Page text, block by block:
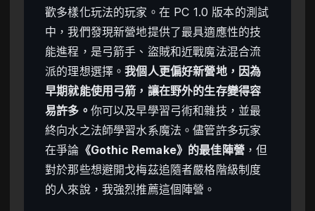
歡多樣化玩法的玩家。在 PC 1.0 版本的測試
中，我們發現新營地提供了最具適應性的技
能進程，是弓箭手、盜賊和近戰魔法混合流
派的理想選擇。我個人更偏好新營地，因為
早期就能使用弓箭，讓在野外的生存變得容
易許多。 你可以及早學習弓術和雜技，並最
終向水之法師學習水系魔法。儘管許多玩家
在爭論 《Gothic Remake》的最佳陣營 ，但
對於那些想避開戈梅茲追隨者嚴格階級制度
的人來說，我強烈推薦這個陣營。